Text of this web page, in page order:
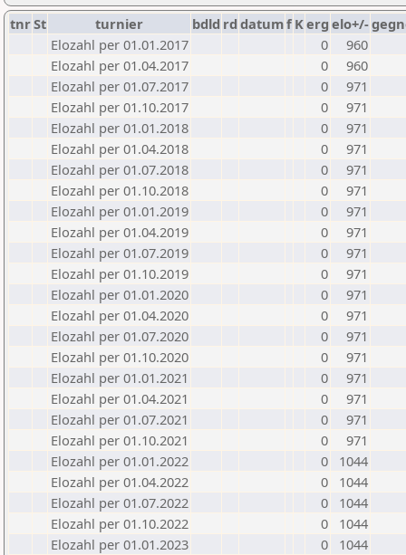
tnrSt turnier bdld rd datumf Kerg elo+/-
Elozahl per 01.01.2017
0
960
Elozahl per 01.04.2017
0
960
Elozahl per 01.07.2017
0
971
Elozahl per 01.10.2017
0
971
Elozahl per 01.01.2018
0
971
Elozahl per 01.04.2018
0
971
Elozahl per 01.07.2018
0
971
Elozahl per 01.10.2018
0
971
Elozahl per 01.01.2019
0
971
Elozahl per 01.04.2019
0
971
Elozahl per 01.07.2019
0
971
Elozahl per 01.10.2019
0
971
Elozahl per 01.01.2020
0
971
Elozahl per 01.04.2020
0
971
Elozahl per 01.07.2020
0
971
Elozahl per 01.10.2020
0
971
Elozahl per 01.01.2021
0
971
Elozahl per 01.04.2021
0
971
Elozahl per 01.07.2021
0
971
Elozahl per 01.10.2021
0
971
Elozahl per 01.01.2022
0
1044
Elozahl per 01.04.2022
0
1044
Elozahl per 01.07.2022
0
1044
Elozahl per 01.10.2022
0
1044
Elozahl per 01.01.2023
0
1044